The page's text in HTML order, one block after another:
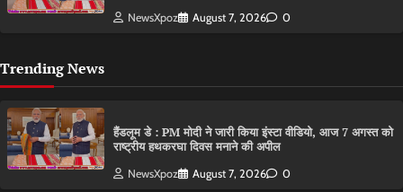
NewsXpoz August 7, 2026 0
Trending News
हैंडलूम डे : PM मोदी ने जारी किया इंस्टा वीडियो, आज 7 अगस्त को
राष्ट्रीय हथकरघा दिवस मनाने की अपील
NewsXpoz August 7, 2026 0